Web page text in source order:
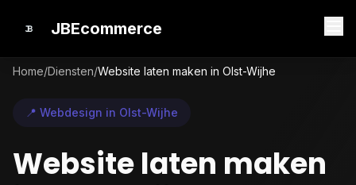
JBEcommerce
Home/Diensten/Website laten maken in Olst-Wijhe
📍 Webdesign in Olst-Wijhe
Website laten maken